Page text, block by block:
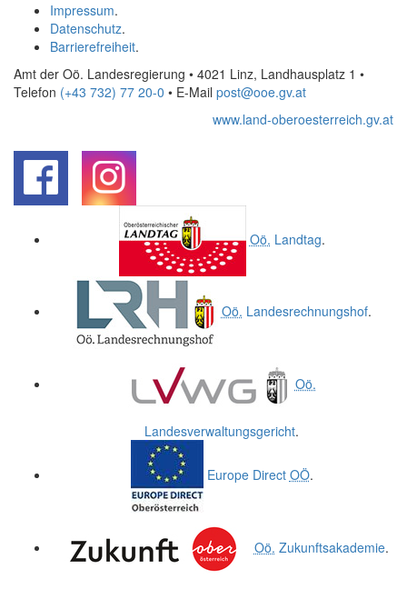
Impressum.
Datenschutz.
Barrierefreiheit.
Amt der Oö. Landesregierung • 4021 Linz, Landhausplatz 1 •
Telefon (+43 732) 77 20-0 • E-Mail post@ooe.gv.at
www.land-oberoesterreich.gv.at
Oö. Landtag.
Oö. Landesrechnungshof.
Oö.
Landesverwaltungsgericht.
Europe Direct OÖ.
Oö. Zukunftsakademie.